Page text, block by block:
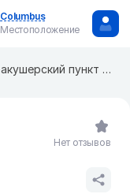
Columbus
Местоположение
Фельдшерско-акушерский пункт с. Усиктас
Нет отзывов